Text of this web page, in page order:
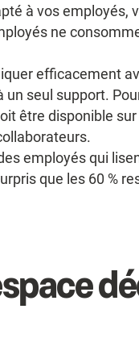
à vos employés,
ne
efficacement
seul support.
être disponible
employés qui
que les 60 %